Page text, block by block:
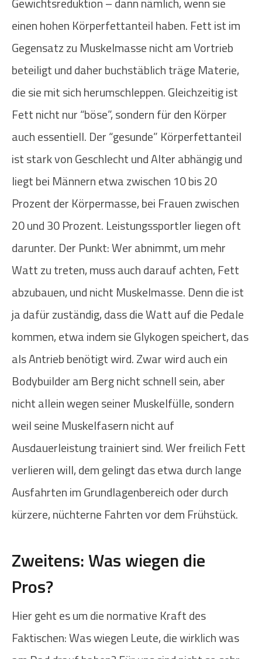
einen hohen Körperfettanteil haben. Fett ist im
Gegensatz zu Muskelmasse nicht am Vortrieb
beteiligt und daher buchstäblich träge Materie,
die sie mit sich herumschleppen. Gleichzeitig ist
Fett nicht nur “böse”, sondern für den Körper
auch essentiell. Der “gesunde” Körperfettanteil
ist stark von Geschlecht und Alter abhängig und
liegt bei Männern etwa zwischen 10 bis 20
Prozent der Körpermasse, bei Frauen zwischen
20 und 30 Prozent. Leistungssportler liegen oft
darunter. Der Punkt: Wer abnimmt, um mehr
Watt zu treten, muss auch darauf achten, Fett
abzubauen, und nicht Muskelmasse. Denn die ist
ja dafür zuständig, dass die Watt auf die Pedale
kommen, etwa indem sie Glykogen speichert, das
als Antrieb benötigt wird. Zwar wird auch ein
Bodybuilder am Berg nicht schnell sein, aber
nicht allein wegen seiner Muskelfülle, sondern
weil seine Muskelfasern nicht auf
Ausdauerleistung trainiert sind. Wer freilich Fett
verlieren will, dem gelingt das etwa durch lange
Ausfahrten im Grundlagenbereich oder durch
kürzere, nüchterne Fahrten vor dem Frühstück.
Zweitens: Was wiegen die
Pros?
Hier geht es um die normative Kraft des
Faktischen: Was wiegen Leute, die wirklich was